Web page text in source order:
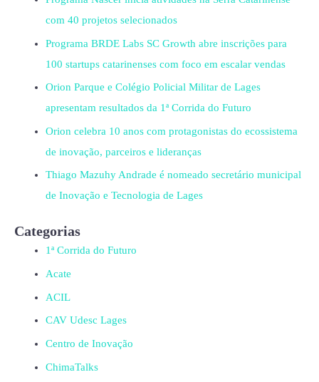
com 40 projetos selecionados
Programa BRDE Labs SC Growth abre inscrições para
100 startups catarinenses com foco em escalar vendas
Orion Parque e Colégio Policial Militar de Lages
apresentam resultados da 1ª Corrida do Futuro
Orion celebra 10 anos com protagonistas do ecossistema
de inovação, parceiros e lideranças
Thiago Mazuhy Andrade é nomeado secretário municipal
de Inovação e Tecnologia de Lages
Categorias
1ª Corrida do Futuro
Acate
ACIL
CAV Udesc Lages
Centro de Inovação
ChimaTalks